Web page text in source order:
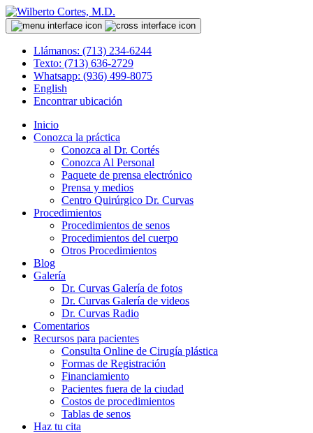
Llámanos: (713) 234-6244
Texto: (713) 636-2729
Whatsapp: (936) 499-8075
English
Encontrar ubicación
Inicio
Conozca la práctica
Conozca al Dr. Cortés
Conozca Al Personal
Paquete de prensa electrónico
Prensa y medios
Centro Quirúrgico Dr. Curvas
Procedimientos
Procedimientos de senos
Procedimientos del cuerpo
Otros Procedimientos
Blog
Galería
Dr. Curvas Galería de fotos
Dr. Curvas Galería de videos
Dr. Curvas Radio
Comentarios
Recursos para pacientes
Consulta Online de Cirugía plástica
Formas de Registración
Financiamiento
Pacientes fuera de la ciudad
Costos de procedimientos
Tablas de senos
Haz tu cita